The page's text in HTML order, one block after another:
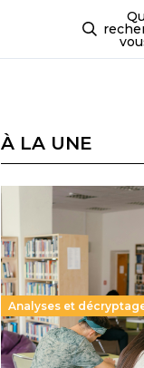
À LA UNE
Analyses et
Supérieur privé :